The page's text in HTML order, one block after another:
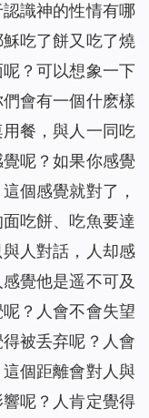
識神的性情有哪
吃了餅又吃了燒
？可以想象一下
會有一個什麽樣
餐，與人一同吃
呢？如果你感覺
個感覺就對了，
吃餅、吃魚要達
人對話，人却感
覺他是遥不可及
？人會不會失望
被丢弃呢？人會
個距離會對人與
呢？人肯定覺得